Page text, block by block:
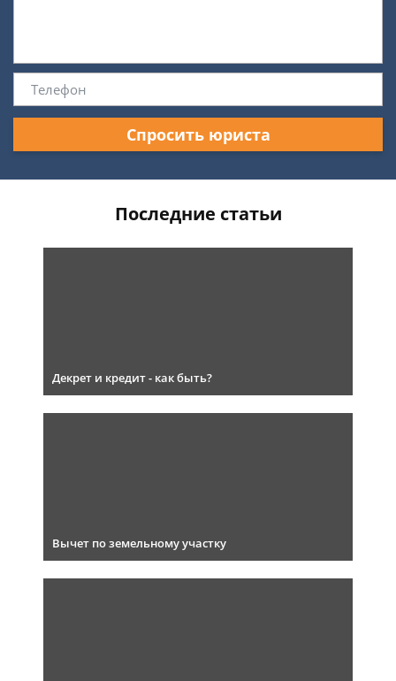
Спросить юриста
Последние статьи
Декрет и кредит - как быть?
Вычет по земельному участку